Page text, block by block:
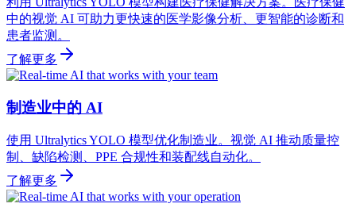
中的视觉 AI 可助力更快速的医学影像分析、更智能的诊断和
患者监测。
了解更多
制造业中的 AI
使用 Ultralytics YOLO 模型优化制造业。视觉 AI 推动质量控
制、缺陷检测、PPE 合规性和装配线自动化。
了解更多